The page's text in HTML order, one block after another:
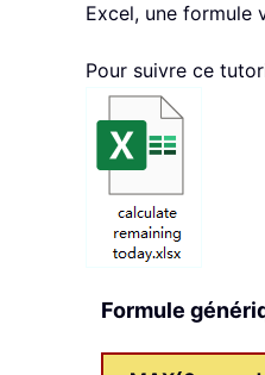
Excel, une formule
Pour suivre ce
Formule